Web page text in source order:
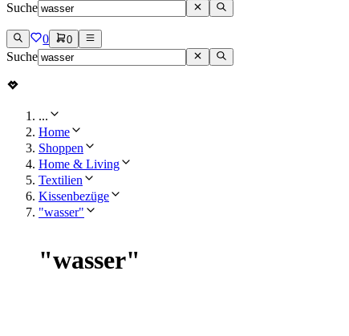
Suche
0 0
Suche
...
Home
Shoppen
Home & Living
Textilien
Kissenbezüge
"wasser"
"wasser"